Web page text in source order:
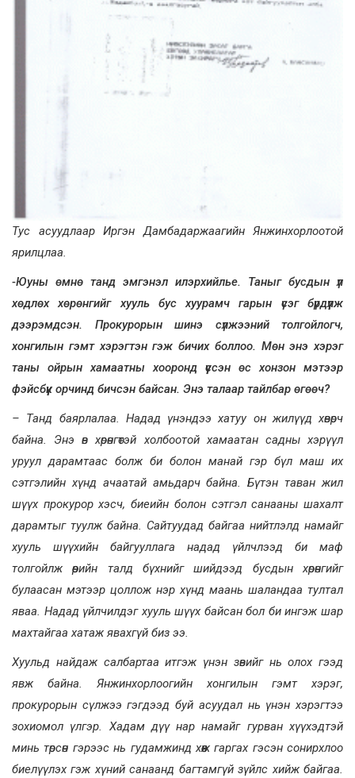
Тус асуудлаар Иргэн Дамбадаржаагийн Янжинхорлоотой
ярилцлаа.
-Юуны өмнө танд эмгэнэл илэрхийлье. Таныг бусдын үл
хөдлөх хөрөнгийг хууль бус хуурамч гарын үсэг бүрдүүлж
дээрэмдсэн. Прокурорын шинэ сүлжээний толгойлогч,
хонгилын гэмт хэрэгтэн гэж бичих боллоо. Мөн энэ хэрэг
таны ойрын хамаатны хооронд үүссэн өс хонзон мэтээр
фэйсбүүк орчинд бичсэн байсан. Энэ талаар тайлбар өгөөч?
– Танд баярлалаа. Надад үнэндээ хатуу он жилүүд хөвөрч
байна. Энэ өв хөрөнгөтэй холбоотой хамаатан садны хэрүүл
уруул дарамтаас болж би болон манай гэр бүл маш их
сэтгэлийн хүнд ачаатай амьдарч байна. Бүтэн таван жил
шүүх прокурор хэсч, биеийн болон сэтгэл санааны шахалт
дарамтыг туулж байна. Сайтуудад байгаа нийтлэлд намайг
хууль шүүхийн байгууллага надад үйлчлээд би маф
толгойлж өөрийн талд бүхнийг шийдээд бусдын хөрөнгийг
булаасан мэтээр цоллож нэр хүнд маань шаландаа тултал
яваа. Надад үйлчилдэг хууль шүүх байсан бол би ингэж шар
махтайгаа хатаж явахгүй биз ээ.
Хуульд найдаж салбартаа итгэж үнэн зөвийг нь олох гээд
явж байна. Янжинхорлоогийн хонгилын гэмт хэрэг,
прокурорын сүлжээ гэгдээд буй асуудал нь үнэн хэрэгтээ
зохиомол үлгэр. Хадам дүү нар намайг гурван хүүхэдтэй
минь төрсөн гэрээс нь гудамжинд хөөж гаргах гэсэн сонирхлоо
биелүүлэх гэж хүний санаанд багтамгүй зүйлс хийж байгаа.